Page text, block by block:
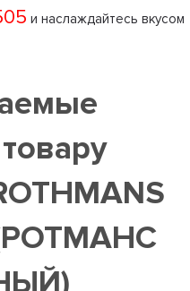
и наслаждайтесь вкусом
(РОТМАНС